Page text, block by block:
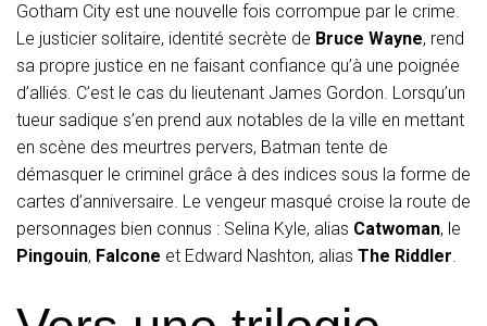
Gotham City est une nouvelle fois corrompue par le crime.
Le justicier solitaire, identité secrète de Bruce Wayne, rend
sa propre justice en ne faisant confiance qu’à une poignée
d’alliés. C’est le cas du lieutenant James Gordon. Lorsqu’un
tueur sadique s’en prend aux notables de la ville en mettant
en scène des meurtres pervers, Batman tente de
démasquer le criminel grâce à des indices sous la forme de
cartes d’anniversaire. Le vengeur masqué croise la route de
personnages bien connus : Selina Kyle, alias Catwoman, le
Pingouin, Falcone et Edward Nashton, alias The Riddler.